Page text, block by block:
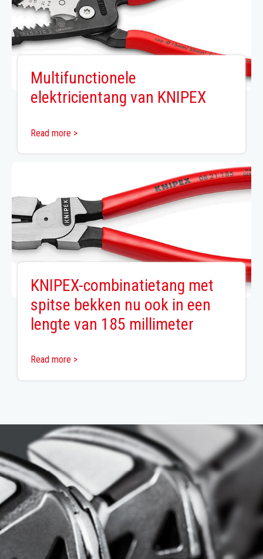
Multifunctionele
elektricientang van KNIPEX
Read more >
KNIPEX-combinatietang met
spitse bekken nu ook in een
lengte van 185 millimeter
Read more >